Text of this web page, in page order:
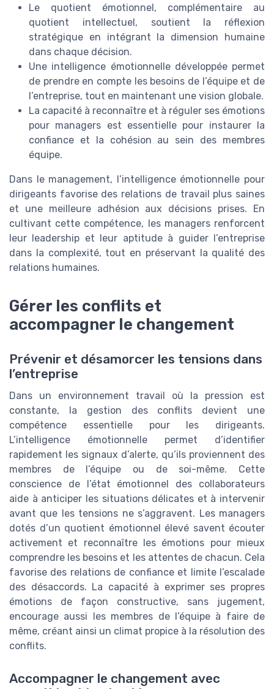
Le quotient émotionnel, complémentaire au
quotient intellectuel, soutient la réflexion
stratégique en intégrant la dimension humaine
dans chaque décision.
Une intelligence émotionnelle développée permet
de prendre en compte les besoins de l’équipe et de
l’entreprise, tout en maintenant une vision globale.
La capacité à reconnaître et à réguler ses émotions
pour managers est essentielle pour instaurer la
confiance et la cohésion au sein des membres
équipe.
Dans le management, l’intelligence émotionnelle pour
dirigeants favorise des relations de travail plus saines
et une meilleure adhésion aux décisions prises. En
cultivant cette compétence, les managers renforcent
leur leadership et leur aptitude à guider l’entreprise
dans la complexité, tout en préservant la qualité des
relations humaines.
Gérer les conflits et
accompagner le changement
Prévenir et désamorcer les tensions dans
l’entreprise
Dans un environnement travail où la pression est
constante, la gestion des conflits devient une
compétence essentielle pour les dirigeants.
L’intelligence émotionnelle permet d’identifier
rapidement les signaux d’alerte, qu’ils proviennent des
membres de l’équipe ou de soi-même. Cette
conscience de l’état émotionnel des collaborateurs
aide à anticiper les situations délicates et à intervenir
avant que les tensions ne s’aggravent. Les managers
dotés d’un quotient émotionnel élevé savent écouter
activement et reconnaître les émotions pour mieux
comprendre les besoins et les attentes de chacun. Cela
favorise des relations de confiance et limite l’escalade
des désaccords. La capacité à exprimer ses propres
émotions de façon constructive, sans jugement,
encourage aussi les membres de l’équipe à faire de
même, créant ainsi un climat propice à la résolution des
conflits.
Accompagner le changement avec